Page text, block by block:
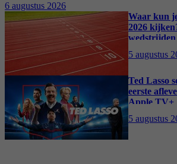
6 augustus 2026
Waar kun
2026
5 augustus
Ted Lasso
eerste
Apple TV+
5 augustus